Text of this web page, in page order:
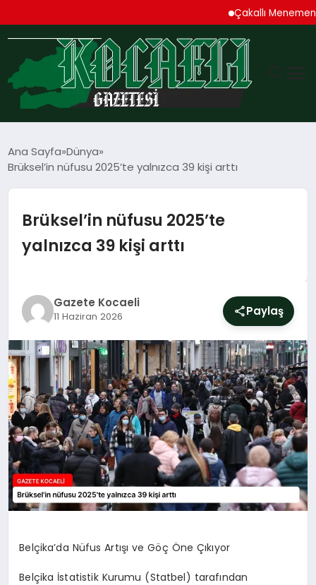
Çakallı Menemeni
EKONOMI
SPOR
SIYASET
YAŞAM
DÜNYA
SAĞLIK
EĞITIM
Ana Sayfa Dünya
Brüksel’in nüfusu 2025’te yalnızca 39 kişi arttı
Brüksel’in nüfusu 2025’te
yalnızca 39 kişi arttı
Gazete Kocaeli
11 Haziran 2026 Paylaş
Belçika’da Nüfus Artışı ve Göç Öne Çıkıyor
Belçika İstatistik Kurumu (Statbel) tarafından